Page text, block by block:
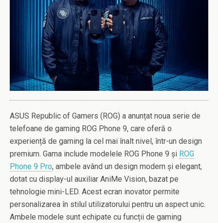
ASUS Republic of Gamers (ROG) a anunțat noua serie de
telefoane de gaming ROG Phone 9, care oferă o
experiență de gaming la cel mai înalt nivel, într-un design
premium. Gama include modelele ROG Phone 9 și ROG
Phone 9 Pro, ambele având un design modern și elegant,
dotat cu display-ul auxiliar AniMe Vision, bazat pe
tehnologie mini-LED. Acest ecran inovator permite
personalizarea în stilul utilizatorului pentru un aspect unic.
Ambele modele sunt echipate cu funcții de gaming